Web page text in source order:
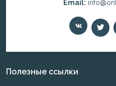
Email:
Полезные ссылки